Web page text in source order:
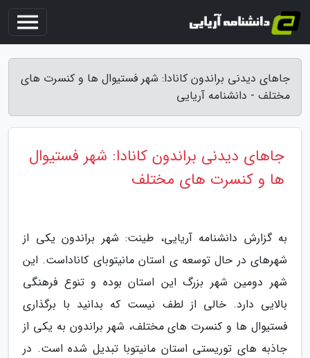
جاهای دیدنی براندون کانادا: شهر فستیوال ها و کنسرت های
مختلف - دانشنامه آریایی
جاهای دیدنی براندون کانادا: شهر فستیوال
ها و کنسرت های مختلف
به گزارش دانشنامه آریایی، طینت: شهر براندون یکی از
شهرهای در حال توسعه ی استان مانیتوبای کاناداست. این
شهر دومین شهر بزرگ این استان بوده و تنوع فرهنگی
بالایی دارد. خالی از لطف نیست که بدانید با برگذاری
فستیوال ها و کنسرت های مختلف، شهر براندون به یکی از
جاذبه های توریستی استان مانیتوبا تبدیل شده است. در